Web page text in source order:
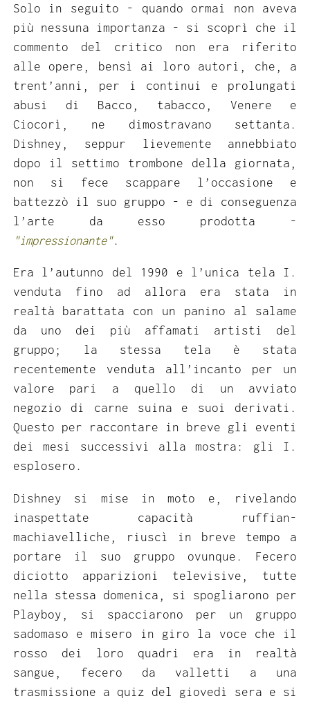
Solo in seguito - quando ormai non aveva
più nessuna importanza - si scoprì che il
commento del critico non era riferito
alle opere, bensì ai loro autori, che, a
trent’anni, per i continui e prolungati
abusi di Bacco, tabacco, Venere e
Ciocorì, ne dimostravano settanta.
Dishney, seppur lievemente annebbiato
dopo il settimo trombone della giornata,
non si fece scappare l’occasione e
battezzò il suo gruppo - e di conseguenza
l’arte da esso prodotta -
"impressionante".
Era l’autunno del 1990 e l’unica tela I.
venduta fino ad allora era stata in
realtà barattata con un panino al salame
da uno dei più affamati artisti del
gruppo; la stessa tela è stata
recentemente venduta all’incanto per un
valore pari a quello di un avviato
negozio di carne suina e suoi derivati.
Questo per raccontare in breve gli eventi
dei mesi successivi alla mostra: gli I.
esplosero.
Dishney si mise in moto e, rivelando
inaspettate capacità ruffian-
machiavelliche, riuscì in breve tempo a
portare il suo gruppo ovunque. Fecero
diciotto apparizioni televisive, tutte
nella stessa domenica, si spogliarono per
Playboy, si spacciarono per un gruppo
sadomaso e misero in giro la voce che il
rosso dei loro quadri era in realtà
sangue, fecero da valletti a una
trasmissione a quiz del giovedì sera e si